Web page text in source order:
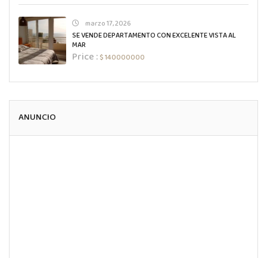
marzo 17, 2026
SE VENDE DEPARTAMENTO CON EXCELENTE VISTA AL
MAR
Price :$ 140000000
ANUNCIO